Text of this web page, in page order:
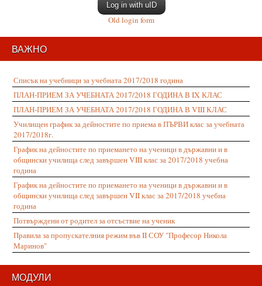
Log in with uID
Old login form
ВАЖНО
Списък на учебници за учебната 2017/2018 година
ПЛАН-ПРИЕМ ЗА УЧЕБНАТА 2017/2018 ГОДИНА В IX КЛАС
ПЛАН-ПРИЕМ ЗА УЧЕБНАТА 2017/2018 ГОДИНА В VIII КЛАС
Училищен график за дейностите по приема в ПЪРВИ клас за учебната
2017/2018г.
График на дейностите по приемането на ученици в държавни и в
общински училища след завършен VIII клас за 2017/2018 учебна
година
График на дейностите по приемането на ученици в държавни и в
общински училища след завършен VII клас за 2017/2018 учебна
година
Потвърждени от родител за отсъствие на ученик
Правила за пропускателния режим във II СОУ "Професор Никола
Маринов"
МОДУЛИ